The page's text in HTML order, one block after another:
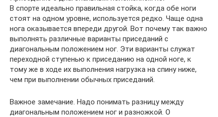
В спорте идеально правильная стойка, когда обе ноги
стоят на одном уровне, используется редко. Чаще одна
нога оказывается впереди другой. Вот почему так важно
выполнять различные варианты приседаний с
диагональным положением ног. Эти варианты служат
переходной ступенью к приседанию на одной ноге, к
тому же в ходе их выполнения нагрузка на спину ниже,
чем при выполнении обычных приседаний.
Важное замечание. Надо понимать разницу между
диагональным положением ног и разножкой. О